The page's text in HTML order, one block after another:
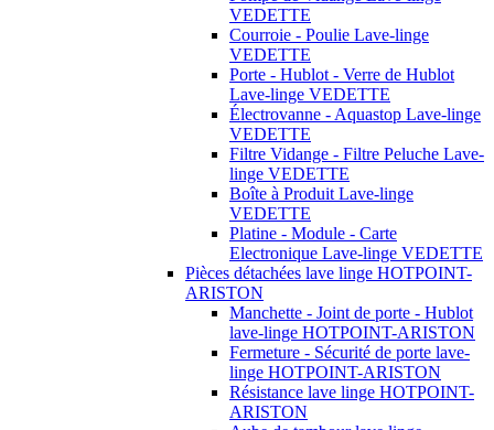
VEDETTE
Courroie - Poulie Lave-linge
VEDETTE
Porte - Hublot - Verre de Hublot
Lave-linge VEDETTE
Électrovanne - Aquastop Lave-linge
VEDETTE
Filtre Vidange - Filtre Peluche Lave-
linge VEDETTE
Boîte à Produit Lave-linge
VEDETTE
Platine - Module - Carte
Electronique Lave-linge VEDETTE
Pièces détachées lave linge HOTPOINT-
ARISTON
Manchette - Joint de porte - Hublot
lave-linge HOTPOINT-ARISTON
Fermeture - Sécurité de porte lave-
linge HOTPOINT-ARISTON
Résistance lave linge HOTPOINT-
ARISTON